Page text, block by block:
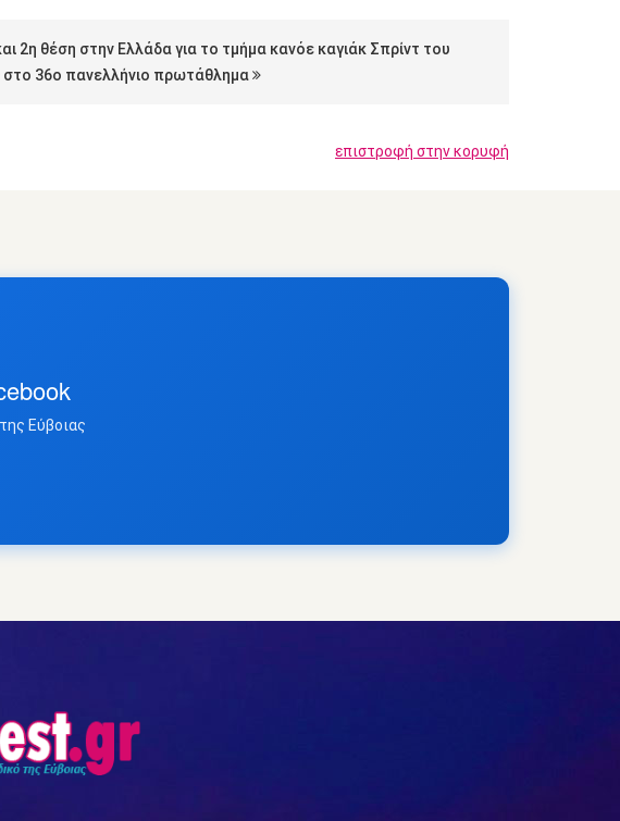
2η θέση στην Ελλάδα για το τμήμα κανόε καγιάκ Σπρίντ του
στο 36ο πανελλήνιο πρωτάθλημα
επιστροφή στην κορυφή
Εύβοιας